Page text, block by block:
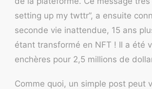
setting up my twttr”, a ensuite
seconde vie inattendue, 15 ans
étant transformé en NFT ! Il a été
enchères pour 2,5 millions de
Comme quoi, un simple post peut